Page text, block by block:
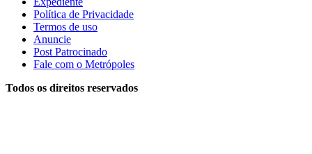
Política de Privacidade
Termos de uso
Anuncie
Post Patrocinado
Fale com o Metrópoles
Todos os direitos reservados